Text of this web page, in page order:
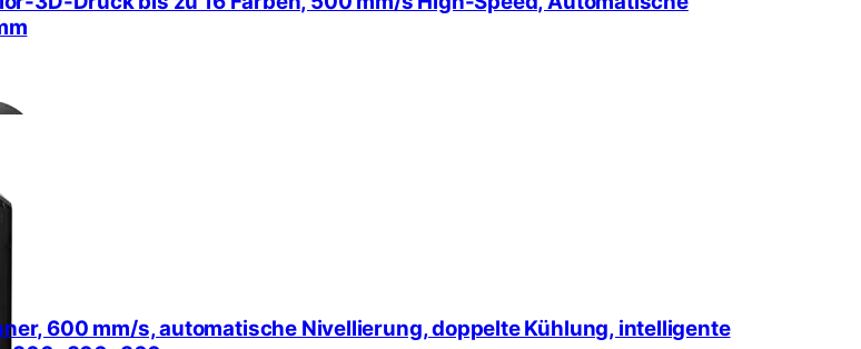
600 mm/s, automatische Nivellierung, doppelte Kühlung, intelligente